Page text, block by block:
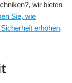
wir bieten
Sie, wie
erhöhen,